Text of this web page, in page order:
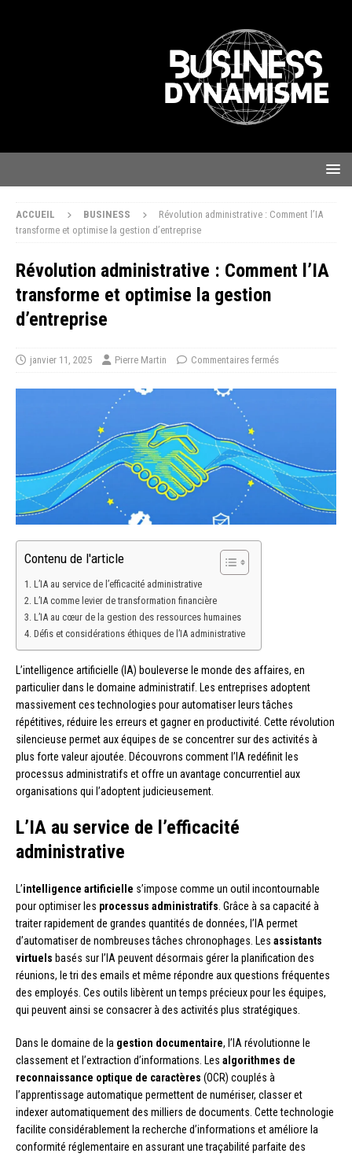
ACCUEIL BUSINESS
Révolution administrative : Comment l’IA
transforme et optimise la gestion d’entreprise
Révolution administrative : Comment l’IA
transforme et optimise la gestion
d’entreprise
janvier 11, 2025 Pierre Martin Commentaires fermés
Contenu de l'article
L’IA au service de l’efficacité administrative
L’IA comme levier de transformation financière
L’IA au cœur de la gestion des ressources humaines
Défis et considérations éthiques de l’IA administrative
L’intelligence artificielle (IA) bouleverse le monde des affaires, en
particulier dans le domaine administratif. Les entreprises adoptent
massivement ces technologies pour automatiser leurs tâches
répétitives, réduire les erreurs et gagner en productivité. Cette révolution
silencieuse permet aux équipes de se concentrer sur des activités à
plus forte valeur ajoutée. Découvrons comment l’IA redéfinit les
processus administratifs et offre un avantage concurrentiel aux
organisations qui l’adoptent judicieusement.
L’IA au service de l’efficacité
administrative
L’intelligence artificielle s’impose comme un outil incontournable
pour optimiser les processus administratifs. Grâce à sa capacité à
traiter rapidement de grandes quantités de données, l’IA permet
d’automatiser de nombreuses tâches chronophages. Les assistants
virtuels basés sur l’IA peuvent désormais gérer la planification des
réunions, le tri des emails et même répondre aux questions fréquentes
des employés. Ces outils libèrent un temps précieux pour les équipes,
qui peuvent ainsi se consacrer à des activités plus stratégiques.
Dans le domaine de la gestion documentaire, l’IA révolutionne le
classement et l’extraction d’informations. Les algorithmes de
reconnaissance optique de caractères (OCR) couplés à
l’apprentissage automatique permettent de numériser, classer et
indexer automatiquement des milliers de documents. Cette technologie
facilite considérablement la recherche d’informations et améliore la
conformité réglementaire en assurant une traçabilité parfaite des